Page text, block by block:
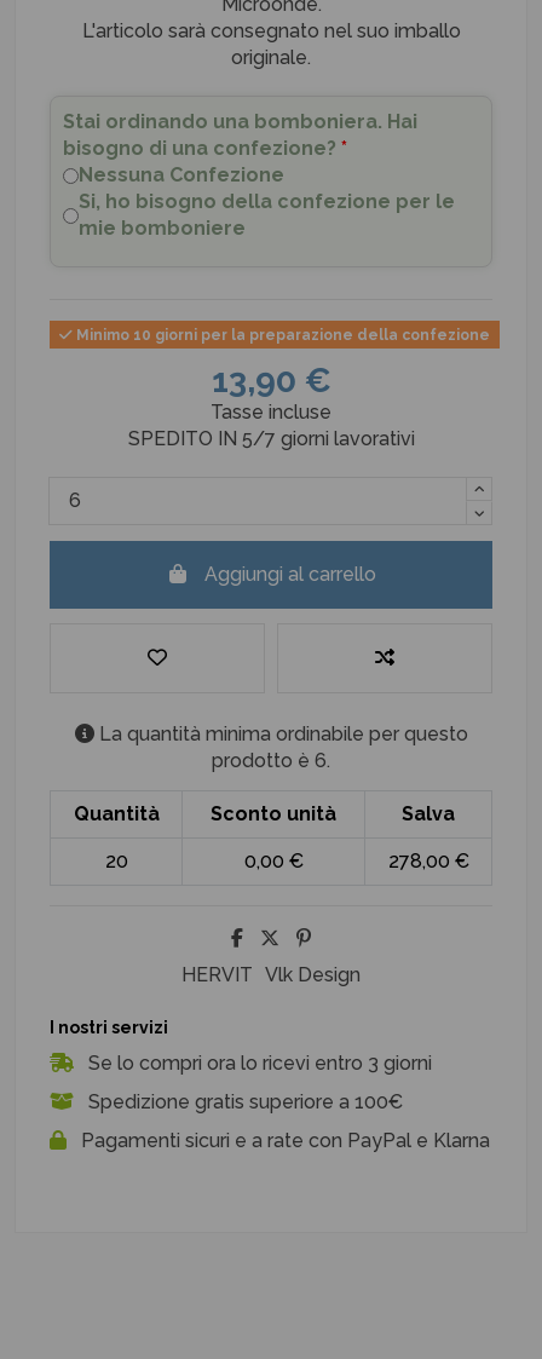
Microonde.
L'articolo sarà consegnato nel suo imballo
originale.
Stai ordinando una bomboniera. Hai
bisogno di una confezione? *
Nessuna Confezione
Si, ho bisogno della confezione per le
mie bomboniere
Minimo 10 giorni per la preparazione della confezione
13,90 €
Tasse incluse
SPEDITO IN 5/7 giorni lavorativi
Aggiungi al carrello
La quantità minima ordinabile per questo
prodotto è 6.
Quantità Sconto unità Salva
20 0,00 € 278,00 €
HERVIT Vlk Design
I nostri servizi
Se lo compri ora lo ricevi entro 3 giorni
Spedizione gratis superiore a 100€
Pagamenti sicuri e a rate con PayPal e Klarna